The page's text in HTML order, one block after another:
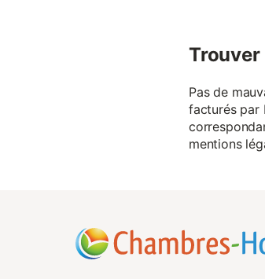
Trouver
Pas de
facturés par
mentions